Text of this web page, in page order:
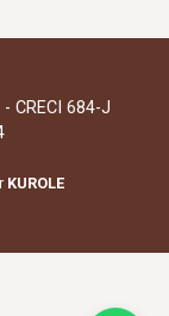
CRECI 684-J
KUROLE